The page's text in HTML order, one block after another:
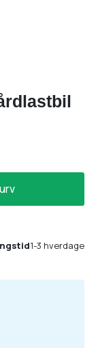
1-3 hverdage